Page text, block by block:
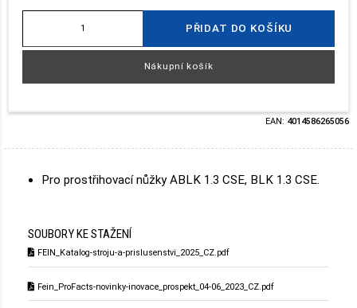
PŘIDAT DO KOŠÍKU
Nákupní košík
EAN: 4014586265056
Pro prostřihovací nůžky ABLK 1.3 CSE, BLK 1.3 CSE.
SOUBORY KE STAŽENÍ
FEIN_Katalog-stroju-a-prislusenstvi_2025_CZ.pdf
Fein_ProFacts-novinky-inovace_prospekt_04-06_2023_CZ.pdf